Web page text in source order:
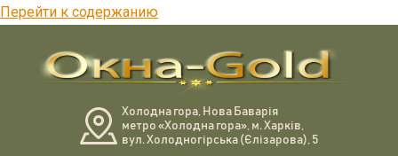
Перейти к содержанию
Холодна гора, Нова Баварія
метро «Холодна гора», м. Харків,
вул. Холодногірська (Єлізарова), 5